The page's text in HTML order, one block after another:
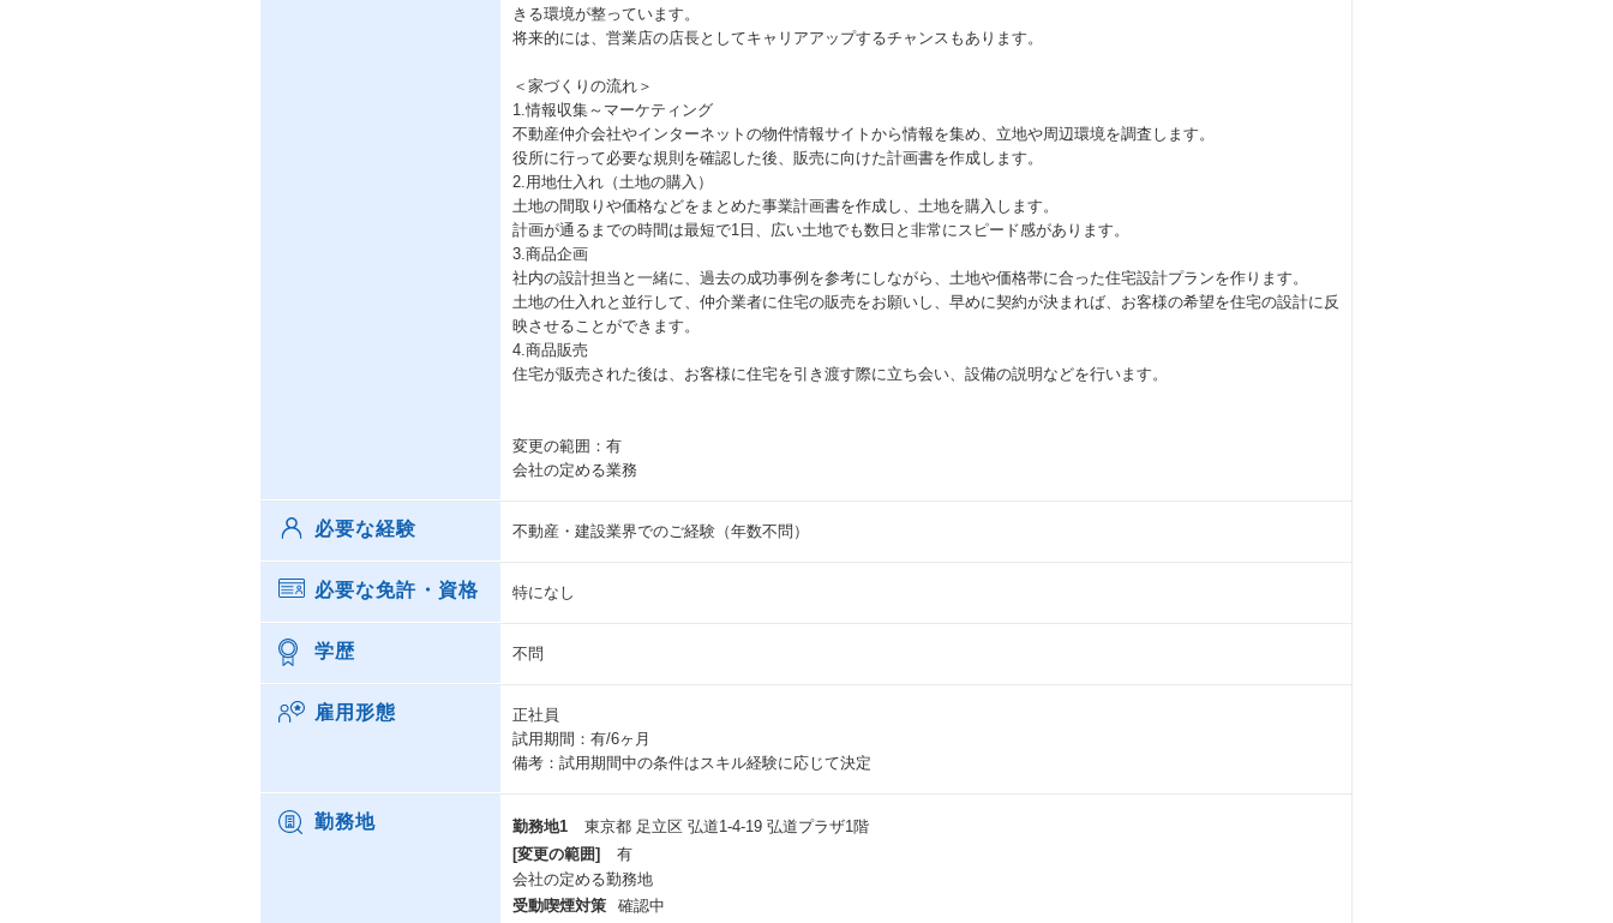
きる環境が整っています。
将来的には、営業店の店長としてキャリアアップするチャンスもあります。
＜家づくりの流れ＞
1.情報収集～マーケティング
不動産仲介会社やインターネットの物件情報サイトから情報を集め、立地や周辺環境を調査します。
役所に行って必要な規則を確認した後、販売に向けた計画書を作成します。
2.用地仕入れ（土地の購入）
土地の間取りや価格などをまとめた事業計画書を作成し、土地を購入します。
計画が通るまでの時間は最短で1日、広い土地でも数日と非常にスピード感があります。
3.商品企画
社内の設計担当と一緒に、過去の成功事例を参考にしながら、土地や価格帯に合った住宅設計プランを作ります。
土地の仕入れと並行して、仲介業者に住宅の販売をお願いし、早めに契約が決まれば、お客様の希望を住宅の設計に反
映させることができます。
4.商品販売
住宅が販売された後は、お客様に住宅を引き渡す際に立ち会い、設備の説明などを行います。
変更の範囲：有
会社の定める業務
必要な経験 不動産・建設業界でのご経験（年数不問）
必要な免許・資格 特になし
学歴 不問
雇用形態
正社員
試用期間：有/6ヶ月
備考：試用期間中の条件はスキル経験に応じて決定
勤務地 勤務地1
東京都 足立区 弘道1-4-19 弘道プラザ1階
[変更の範囲]
有
会社の定める勤務地
受動喫煙対策
確認中